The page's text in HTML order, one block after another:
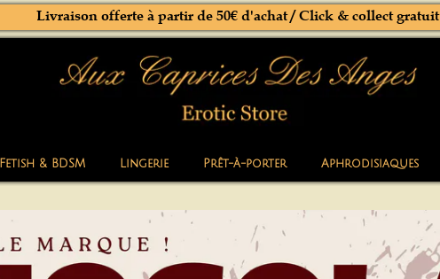
Fetish & BDSM Lingerie Prêt-à-porter Aphrodisiaques
Livraison offerte à partir de 50€ d'achat / Click & collect gratuit